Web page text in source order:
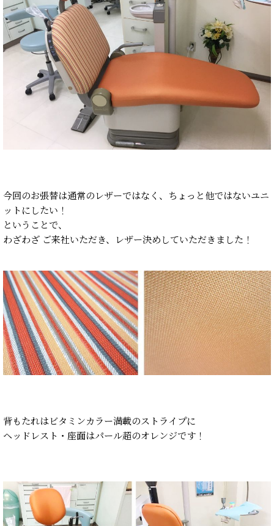
今回のお張替は通常のレザーではなく、ちょっと他ではないユニ
ットにしたい！
ということで、
わざわざ ご来社いただき、レザー決めしていただきました！
背もたれはビタミンカラー満載のストライプに
ヘッドレスト・座面はパール超のオレンジです！